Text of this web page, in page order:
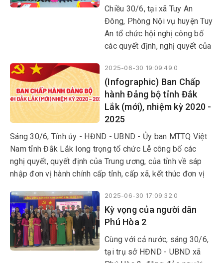
huyện; đồng thời thành lập tổ
chức đảng, chính quyền và
Mặt trận Tổ quốc tại các đơn
vị mới.
Chiều 30/6, tại xã Tuy An
Đông, Phòng Nội vụ huyện Tuy
An tổ chức hội nghị công bố
các quyết định, nghị quyết của
tác cán bộ ở địa phương này.
2025-06-30 19:09:49.0
(Infographic) Ban Chấp
hành Đảng bộ tỉnh Đắk
Lắk (mới), nhiệm kỳ 2020 -
2025
Sáng 30/6, Tỉnh ủy - HĐND - UBND - Ủy ban MTTQ Việt
Nam tỉnh Đắk Lắk long trọng tổ chức Lễ công bố các
nghị quyết, quyết định của Trung ương, của tỉnh về sáp
nhập đơn vị hành chính cấp tỉnh, cấp xã, kết thúc đơn vị
cấp ủy, HĐND, UBND, Ủy ban MTTQ Việt Nam tỉnh, xã,
phường.
2025-06-30 17:09:32.0
Kỳ vọng của người dân
Phú Hòa 2
Cùng với cả nước, sáng 30/6,
tại trụ sở HĐND - UBND xã